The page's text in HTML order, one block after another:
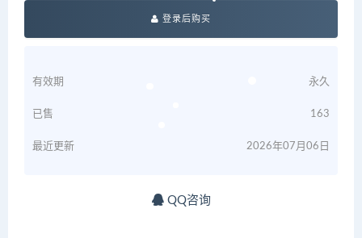
登录后购买
有效期 永久
已售 163
最近更新 2026年07月06日
QQ咨询